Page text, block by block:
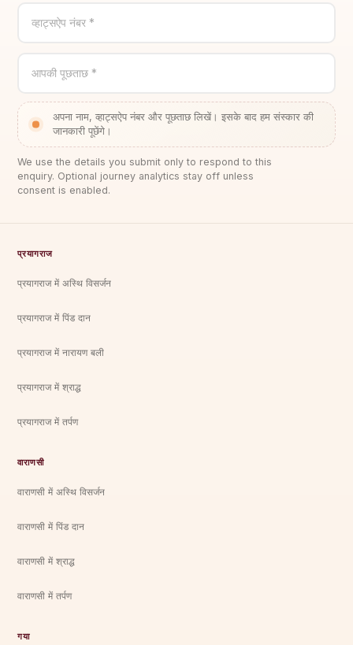
व्हाट्सऐप नंबर *
आपकी पूछताछ *
अपना नाम, व्हाट्सऐप नंबर और पूछताछ लिखें। इसके बाद हम संस्कार की
जानकारी पूछेंगे।
We use the details you submit only to respond to this
enquiry. Optional journey analytics stay off unless
consent is enabled.
प्रयागराज
प्रयागराज में अस्थि विसर्जन
प्रयागराज में पिंड दान
प्रयागराज में नारायण बली
प्रयागराज में श्राद्ध
प्रयागराज में तर्पण
वाराणसी
वाराणसी में अस्थि विसर्जन
वाराणसी में पिंड दान
वाराणसी में श्राद्ध
वाराणसी में तर्पण
गया